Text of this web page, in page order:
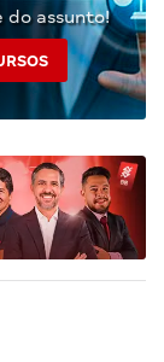
do assunto!